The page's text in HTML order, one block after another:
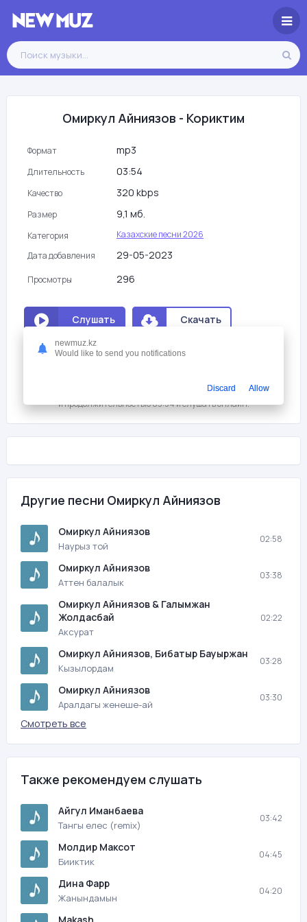
Омиркул Айниязов - Кориктим
Формат mp3
Длительность 03:54
Качество 320 kbps
Размер 9,1 мб.
Категория
Казахские песни 2026
Дата добавления
29-05-2023
Просмотры 296
Слушать Скачать
Мне нравится 0
Айниязов - Кориктим с битрейтом 320 kb/s, размером файла 9,1 мб.
и продолжительностью 03:54 и слушать онлайн.
Другие песни Омиркул Айниязов
Омиркул Айниязов
Наурыз той
02:58
Омиркул Айниязов
Аттен балалык
03:38
Омиркул Айниязов & Галымжан
Жолдасбай
Аксурат
02:22
Омиркул Айниязов, Бибатыр Бауыржан
Кызылордам
03:28
Омиркул Айниязов
Аралдагы женеше-ай
03:30
Смотреть все
Также рекомендуем слушать
Айгул Иманбаева
Тангы елес (remix)
03:42
Молдир Максот
Бииктик
04:45
Дина Фарр
Жанындамын
04:20
newmuz.kz
Would like to send you notifications
Discard Allow